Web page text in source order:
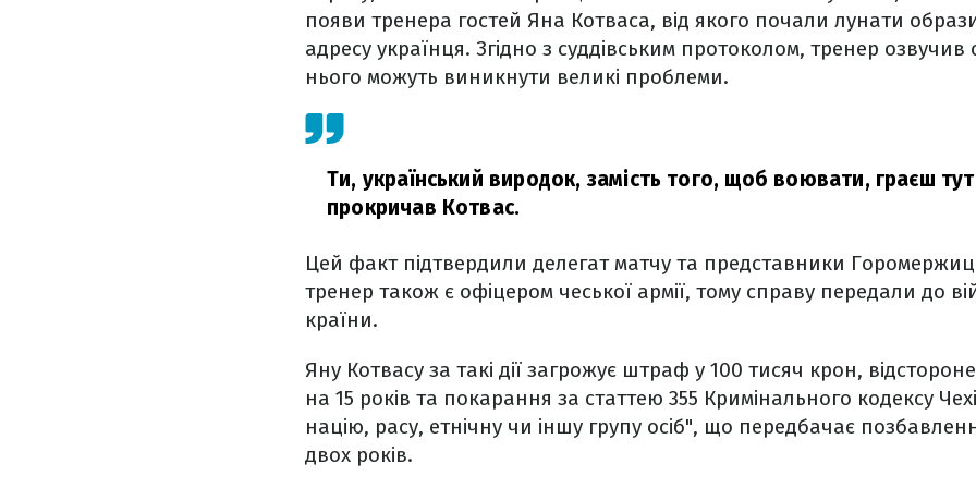
появи тренера гостей Яна Котваса, від якого почали лунати
адресу українця. Згідно з суддівським протоколом, тренер озвучив
нього можуть виникнути великі проблеми.
Ти, український виродок, замість того, щоб воювати, граєш
прокричав Котвас.
Цей факт підтвердили делегат матчу та представники
тренер також є офіцером чеської армії, тому справу передали до
країни.
Яну Котвасу за такі дії загрожує штраф у 100 тисяч крон,
на 15 років та покарання за статтею 355 Кримінального кодексу
націю, расу, етнічну чи іншу групу осіб", що передбачає
двох років.